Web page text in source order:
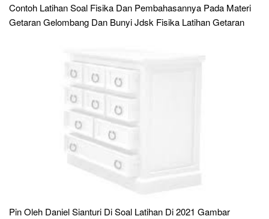
Contoh Latihan Soal Fisika Dan Pembahasannya Pada Materi
Getaran Gelombang Dan Bunyi Jdsk Fisika Latihan Getaran
Pin Oleh Daniel Sianturi Di Soal Latihan Di 2021 Gambar